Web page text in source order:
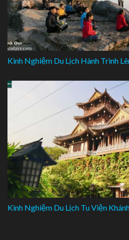
Kinh Nghiệm Du Lịch Hành Trình
Kinh Nghiệm Du Lịch Tu Viện